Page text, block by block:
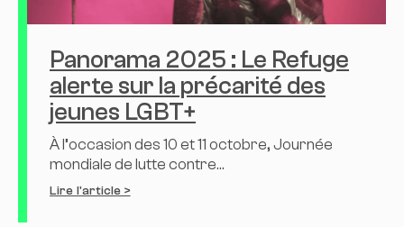
Panorama 2025 : Le Refuge
alerte sur la précarité des
jeunes LGBT+
À l’occasion des 10 et 11 octobre, Journée
mondiale de lutte contre...
Lire l'article >